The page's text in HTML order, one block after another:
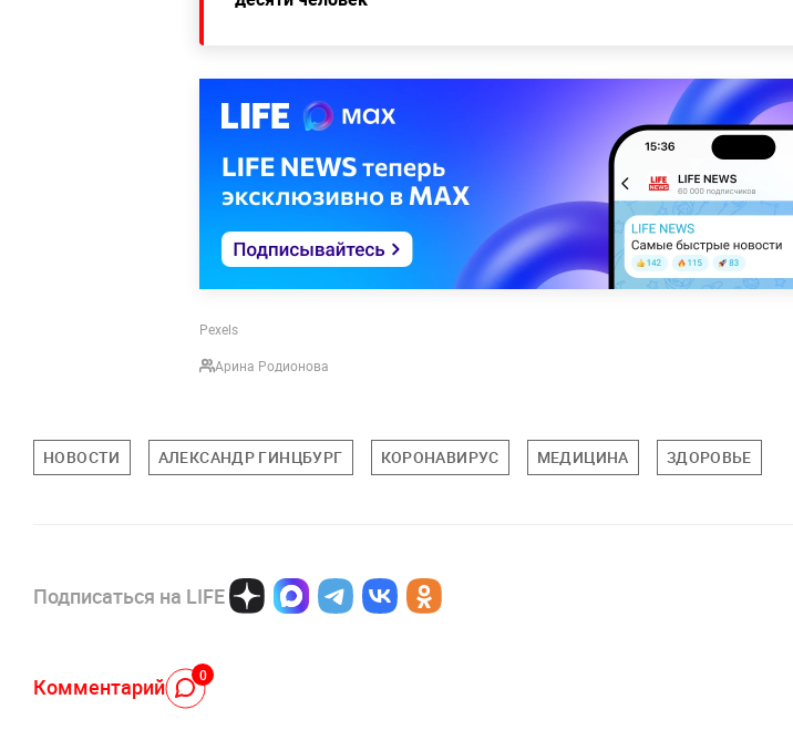
Pexels
Арина Родионова
НОВОСТИ АЛЕКСАНДР ГИНЦБУРГ КОРОНАВИРУС МЕДИЦИНА ЗДОРОВЬЕ
Подписаться на LIFE
Комментарий 0